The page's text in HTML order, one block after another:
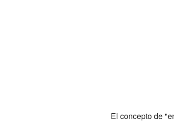
El concepto de